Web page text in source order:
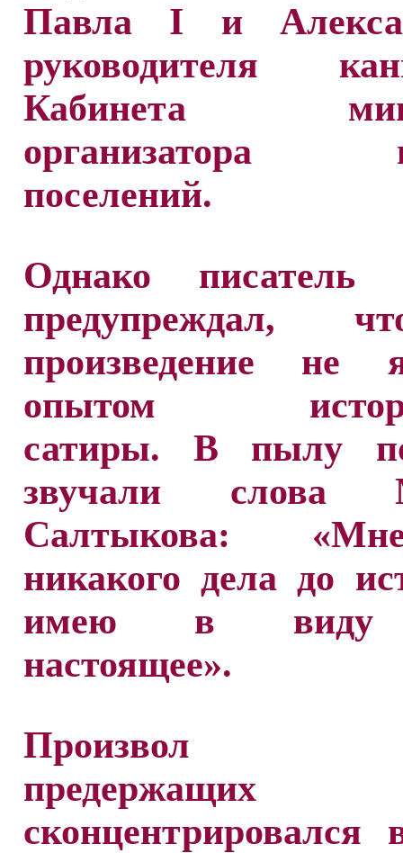
Павла I и
руководителя
Кабинета
организатора
поселений.
Однако
предупреждал,
произведение не
опытом
сатиры. В пылу
звучали
Салтыкова:
никакого дела до
имею в виду
настоящее».
Произвол
предержащих
сконцентрировался